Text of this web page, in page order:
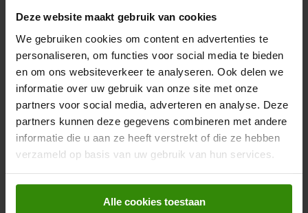
Deze website maakt gebruik van cookies
We gebruiken cookies om content en advertenties te
personaliseren, om functies voor social media te bieden
en om ons websiteverkeer te analyseren. Ook delen we
informatie over uw gebruik van onze site met onze
partners voor social media, adverteren en analyse. Deze
partners kunnen deze gegevens combineren met andere
informatie die u aan ze heeft verstrekt of die ze hebben
verzameld op basis van uw gebruik van hun services.
Alle cookies toestaan
opent
tool
voor
energiebesparing.
615,-
Bosch KGN36NWEA
Koel-vriescombinatie
€ 297 energiebesparing
Met